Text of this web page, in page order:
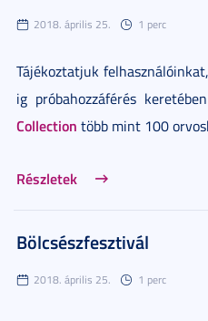
2018. április 25. 1 perc
Tájékoztatjuk
ig próbahozzáférés
Collection több mint 100
Részletek
Bölcsészfesztivál
2018. április 25. 1 perc